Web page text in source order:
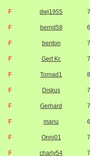
F dwj1955
F bernd58
F benton
F Gert Kr.
F Tornad1
F Diskus
F Gerhard
F manu
F Onni01
F charly54